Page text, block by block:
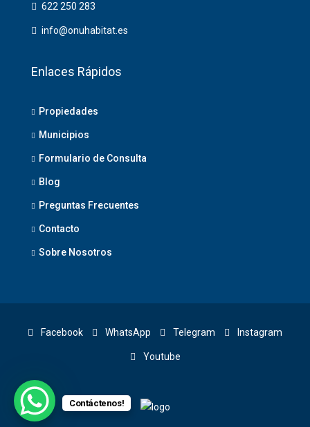
622 250 283
info@onuhabitat.es
Enlaces Rápidos
Propiedades
Municipios
Formulario de Consulta
Blog
Preguntas Frecuentes
Contacto
Sobre Nosotros
Facebook WhatsApp Telegram Instagram
Youtube
Contáctenos!